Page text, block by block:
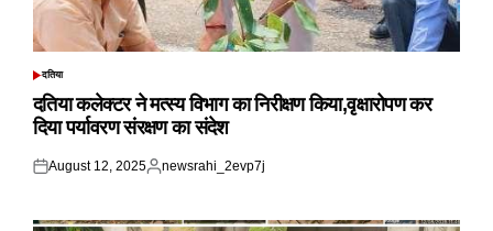
POSTED
दतिया
दतिया कलेक्टर ने मत्स्य विभाग का निरीक्षण किया,वृक्षारोपण कर
दिया पर्यावरण संरक्षण का संदेश
Posted
August 12, 2025
Posted
newsrahi_2evp7j